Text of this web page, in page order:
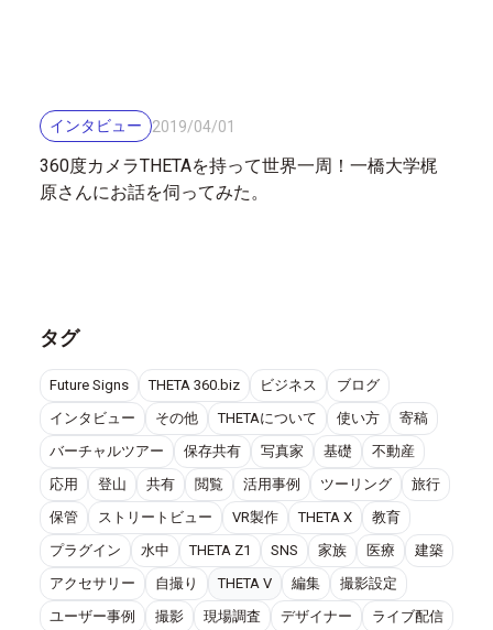
インタビュー 2019/04/01
360度カメラTHETAを持って世界一周！一橋大学梶
原さんにお話を伺ってみた。
タグ
Future Signs THETA 360.biz ビジネス
ブログ
インタビュー
その他 THETAについて 使い方
寄稿
バーチャルツアー
保存共有 写真家 基礎
不動産
応用
登山 共有 閲覧 活用事例 ツーリング
旅行
保管
ストリートビュー VR製作 THETA X
教育
プラグイン
水中 THETA Z1 SNS 家族 医療
建築
アクセサリー
自撮り THETA V 編集
撮影設定
ユーザー事例
撮影 現場調査 デザイナー
ライブ配信